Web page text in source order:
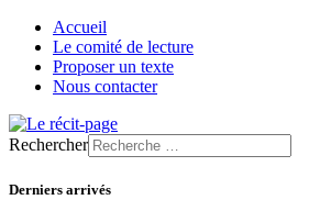
Accueil
Le comité de lecture
Proposer un texte
Nous contacter
Rechercher
Derniers arrivés